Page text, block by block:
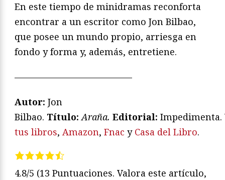
En este tiempo de minidramas reconforta
encontrar a un escritor como Jon Bilbao,
que posee un mundo propio, arriesga en
fondo y forma y, además, entretiene.
—————————————
Autor: Jon
Bilbao. Título: Araña. Editorial: Impedimenta.
tus libros, Amazon, Fnac y Casa del Libro.
4.8/5 (13 Puntuaciones. Valora este artículo,